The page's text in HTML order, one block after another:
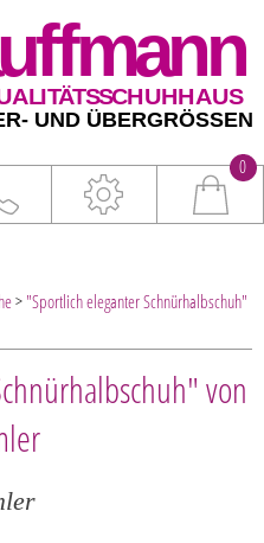
0
> "Sportlich eleganter Schnürhalbschuh"
von